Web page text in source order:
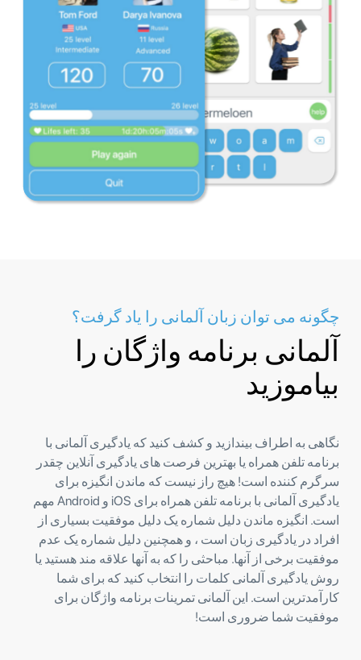
چگونه می توان زبان آلمانی را یاد گرفت؟
آلمانی برنامه واژگان را
بیاموزید
نگاهی به اطراف بیندازید و کشف کنید که یادگیری آلمانی با
برنامه تلفن همراه یا بهترین فرصت های یادگیری آنلاین چقدر
سرگرم کننده است! هیچ راز نیست که ماندن انگیزه برای
یادگیری آلمانی با برنامه تلفن همراه برای iOS و Android مهم
است. انگیزه ماندن دلیل شماره یک دلیل موفقیت بسیاری از
افراد در یادگیری زبان است ، و همچنین دلیل شماره یک عدم
موفقیت برخی از آنها. مباحثی را که به آنها علاقه مند هستید یا
روش یادگیری آلمانی کلمات را انتخاب کنید که برای شما
کارآمدترین است. این آلمانی تمرینات برنامه واژگان برای
موفقیت شما ضروری است!